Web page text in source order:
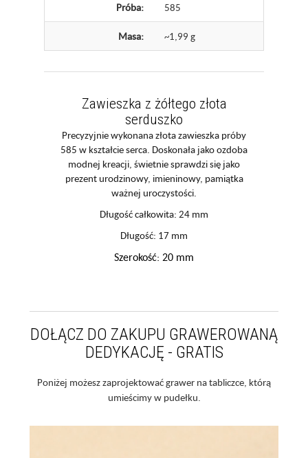
Próba: 585
Masa: ~1,99 g
Zawieszka z żółtego złota
serduszko
Precyzyjnie wykonana złota zawieszka próby
585 w kształcie serca. Doskonała jako ozdoba
modnej kreacji, świetnie sprawdzi się jako
prezent urodzinowy, imieninowy, pamiątka
ważnej uroczystości.
Długość całkowita: 24 mm
Długość: 17 mm
Szerokość: 20 mm
DOŁĄCZ DO ZAKUPU GRAWEROWANĄ
DEDYKACJĘ - GRATIS
Poniżej możesz zaprojektować grawer na tabliczce, którą
umieścimy w pudełku.